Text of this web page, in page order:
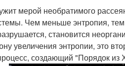
мерой необратимого
Чем меньше энтропия,
становится
увеличения энтропии, это
создающий "Порядок из